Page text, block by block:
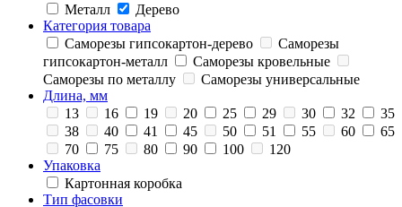
Металл
Дерево
Категория товара
Саморезы гипсокартон-дерево
Саморезы
гипсокартон-металл
Саморезы кровельные
Саморезы по металлу
Саморезы универсальные
Длина, мм
13
16 19 20 25 29 30 32
35
38
40 41 45 50 51 55 60
65
70
75 80 90 100
120
Упаковка
Картонная коробка
Тип фасовки